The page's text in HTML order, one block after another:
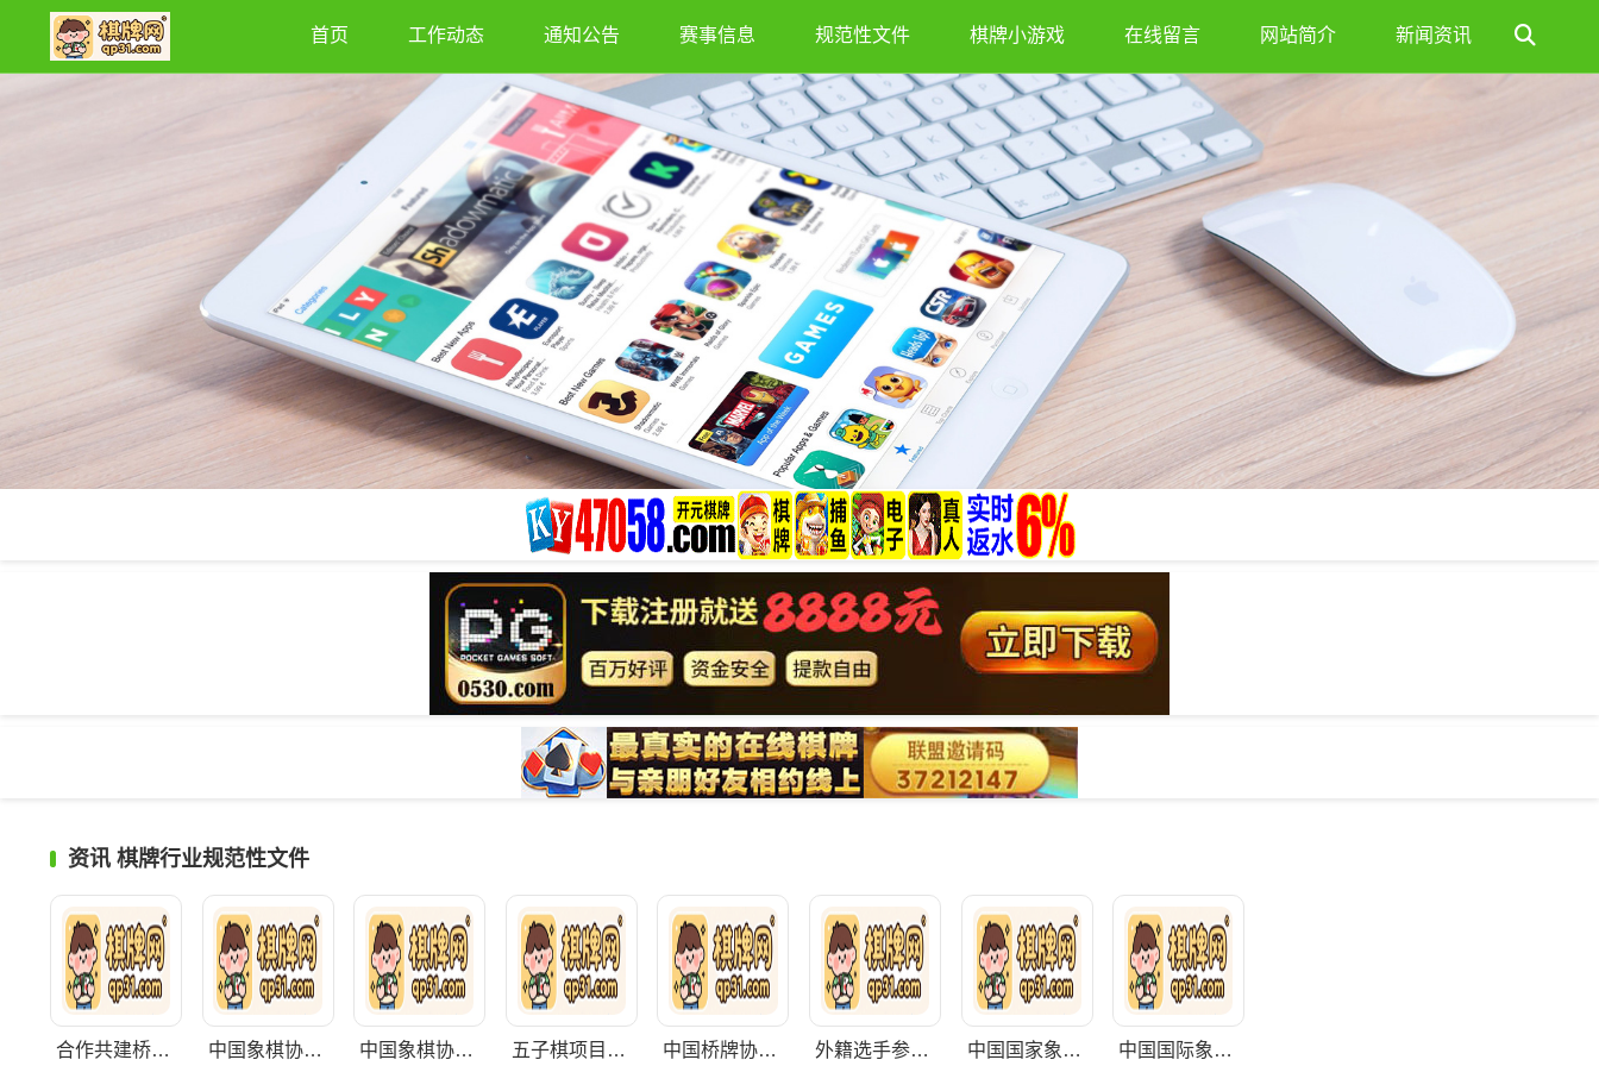
首页 工作动态 通知公告 赛事信息 规范性文件 棋牌小游戏 在线留言 网站简介 新闻资讯
资讯 棋牌行业规范性文件
合作共建桥牌国家集训队管理办法(试行) 中国象棋协会纠纷解决工作委员会工作规则（试行） 中国象棋协会技术与标准化工作委员会工作规则 五子棋项目出国（境）参赛行为规范 中国桥牌协会章程 外籍选手参加中国境内象棋赛事管理办法（试行） 中国国家象棋集训队管理办法（试行） 中国国际象棋协会章程